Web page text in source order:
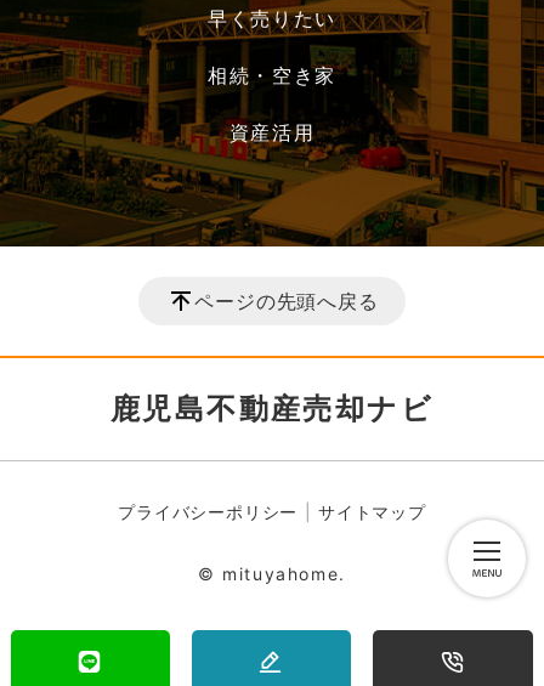
早く売りたい
相続・空き家
資産活用
ページの先頭へ戻る
鹿児島不動産売却ナビ
プライバシーポリシー サイトマップ
© mituyahome.